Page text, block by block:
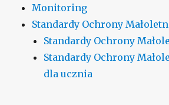
Monitoring
Standardy Ochrony
Standardy Ochrony
Standardy Ochrony
dla ucznia